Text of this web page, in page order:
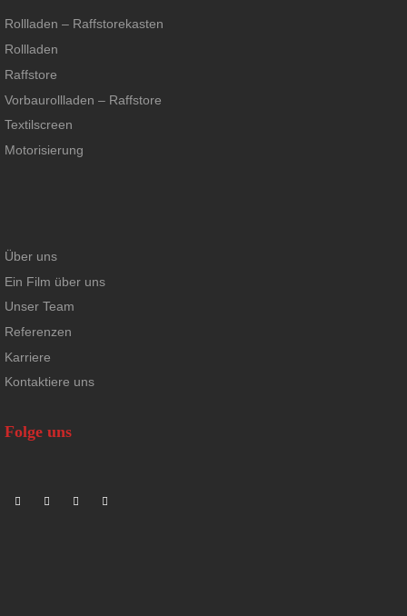
Rollladen – Raffstorekasten
Rollladen
Raffstore
Vorbaurollladen – Raffstore
Textilscreen
Motorisierung
Über uns
Ein Film über uns
Unser Team
Referenzen
Karriere
Kontaktiere uns
Folge uns